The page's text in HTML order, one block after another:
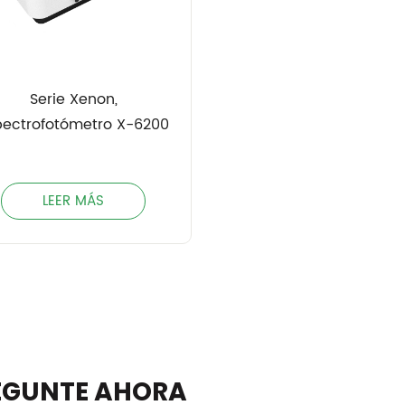
Serie Xenon,
X-6200
LEER MÁS
AHORA